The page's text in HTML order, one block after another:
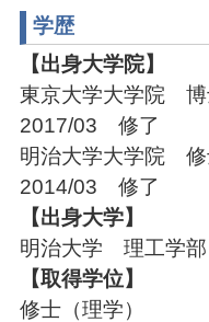
学歴
【出身大学院】
東京大学大学院
2017/03 修了
明治大学大学院
2014/03 修了
【出身大学】
明治大学 理工学
【取得学位】
修士（理学）